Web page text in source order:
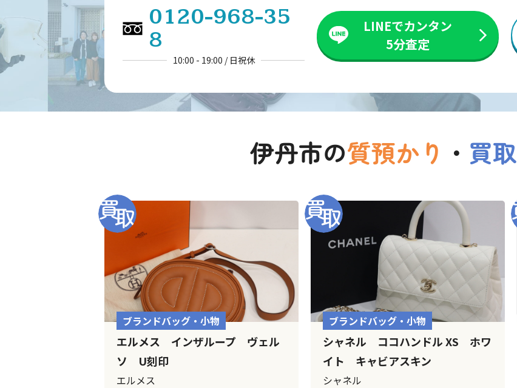
0120-968-35
8
10:00 - 19:00 / 日祝休
LINEでカンタン
5分査定
伊丹市の質預かり ・ 買取
ブランドバッグ・小物
エルメス インザループ ヴェル
ソ U刻印
エルメス
ブランドバッグ・小物
シャネル ココハンドル XS ホワ
イト キャビアスキン
シャネル